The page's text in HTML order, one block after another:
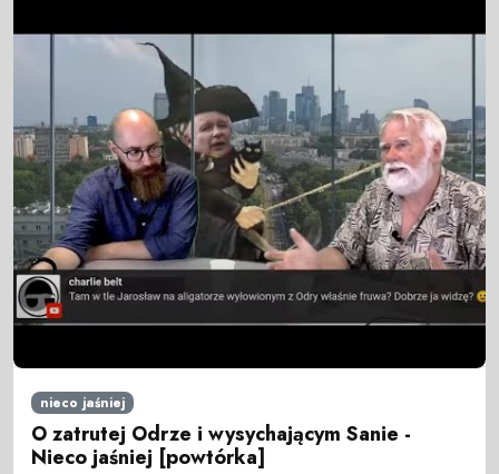
nieco jaśniej
O zatrutej Odrze i wysychającym Sanie -
Nieco jaśniej [powtórka]